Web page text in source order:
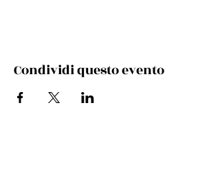
Condividi questo evento